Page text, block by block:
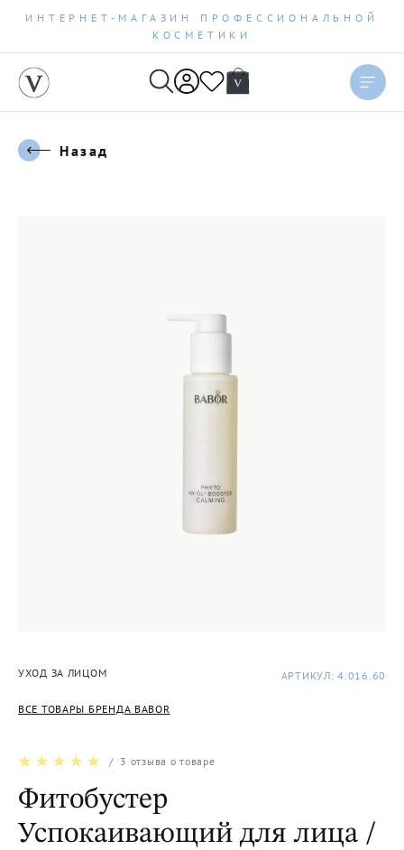
ИНТЕРНЕТ-МАГАЗИН ПРОФЕССИОНАЛЬНОЙ
КОСМЕТИКИ
Назад
УХОД ЗА ЛИЦОМ
ВСЕ ТОВАРЫ БРЕНДА BABOR
АРТИКУЛ: 4.016.60
/ 3 отзыва о товаре
Фитобустер
Успокаивающий для лица /